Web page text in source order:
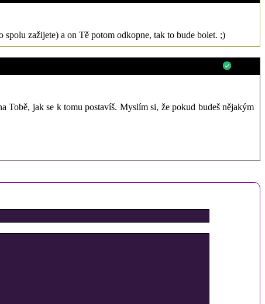
spolu zažijete) a on Tě potom odkopne, tak to bude bolet. ;)
Tobě, jak se k tomu postavíš. Myslím si, že pokud budeš nějakým